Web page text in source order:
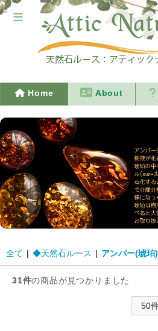
Home About
全て | ◆天然石ルース | アンバー(琥珀)
31件の商品が見つかりました